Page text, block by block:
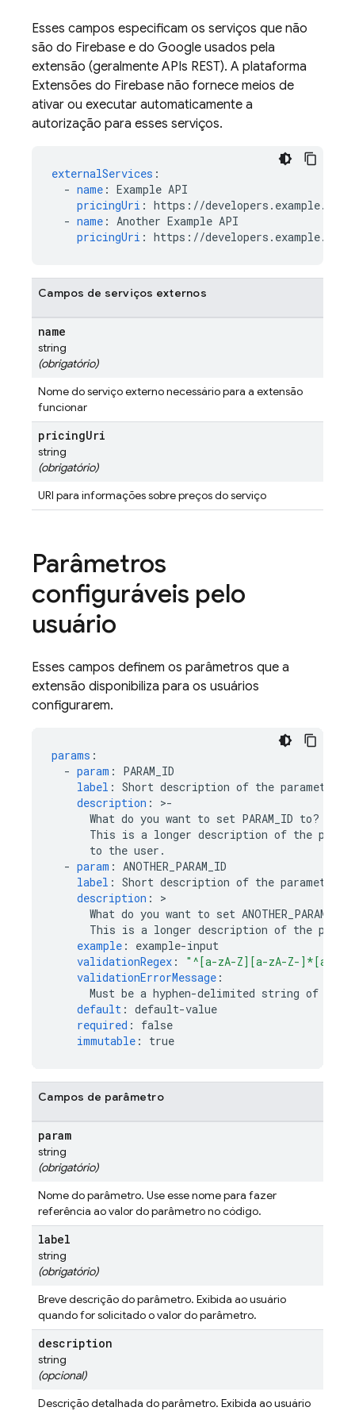
Esses campos especificam os serviços que não
são do Firebase e do Google usados pela
extensão (geralmente APIs REST). A plataforma
Extensões do Firebase não fornece meios de
ativar ou executar automaticamente a
autorização para esses serviços.
externalServices :
- name : Example API
pricingUri : https://
- name : Another Example API
pricingUri : https://
Campos de serviços externos
name
string
(obrigatório)
Nome do serviço externo necessário para a extensão
funcionar
pricingUri
string
(obrigatório)
URI para informações sobre preços do serviço
Parâmetros
configuráveis pelo
usuário
Esses campos definem os parâmetros que a
extensão disponibiliza para os usuários
configurarem.
params :
- param :
PARAM_ID
label : Short description of the parameter
description : >-
What do you want to set PARAM_ID to?
This is a longer description of the
to the user.
- param : ANOTHER_PARAM_ID
label : Short description of the parameter
description :
What do you want to set ANOTHER_PARAM_ID
This is a longer description of the
example :
example-input
validationRegex :
"^[a-zA-Z][a-zA-Z-]*[a-zA-
validationErrorMessage :
Must be a hyphen-delimited string of
default : default-value
required :
false
immutable : true
Campos de parâmetro
param
string
(obrigatório)
Nome do parâmetro. Use esse nome para fazer
referência ao valor do parâmetro no código.
label
string
(obrigatório)
Breve descrição do parâmetro. Exibida ao usuário
quando for solicitado o valor do parâmetro.
description
string
(opcional)
Descrição detalhada do parâmetro. Exibida ao usuário